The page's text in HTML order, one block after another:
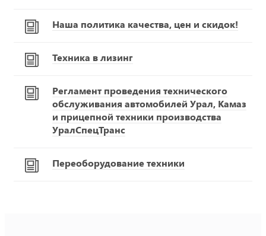
Наша политика качества, цен и скидок!
Техника в лизинг
Регламент проведения технического
обслуживания автомобилей Урал, Камаз
и прицепной техники производства
УралСпецТранс
Переоборудование техники